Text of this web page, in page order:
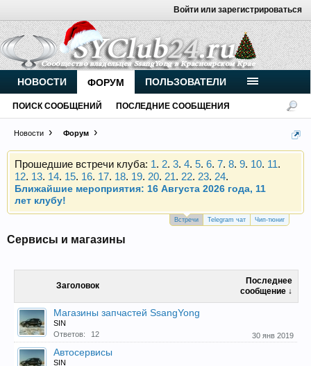
Войти или зарегистрироваться
Новости Форум
Внимание, новые участники нашего клуба!
Основное общение происходит вTelegram-чате.
Присоединяйтесь.
Чип-тюнинг (прошивка) дизелей от
Vahmurka
Прошедшие встречи клуба: 1. 2. 3. 4. 5. 6. 7. 8. 9. 10. 11.
12. 13. 14. 15. 16. 17. 18. 19. 20. 21. 22. 23. 24.
Ближайшие мероприятия: 16 Августа 2026 года, 11
лет клубу!
Внимание, новые участники нашего клуба!
Присоединяйтесь.
Чип-тюнинг (прошивка) дизелей от
Прошедшие встречи клуба: 10
.
12.13.14.15.16.17.18.19.20.21.22.23.24.
Ближайшие мероприятия: 16 Августа 2026 года, 11
Встречи Telegram чат Чип-тюниг
Сервисы и магазины
Заголовок
Последнее
сообщение ↓
Магазины запчастей SsangYong
SIN
Ответов:
12 30 янв 2019
Автосервисы
SIN
НОВОСТИ ФОРУМ
ПОИСК СООБЩЕНИЙ ПОСЛЕДНИЕ СООБЩЕНИЯ
ПОЛЬЗОВАТЕЛИ